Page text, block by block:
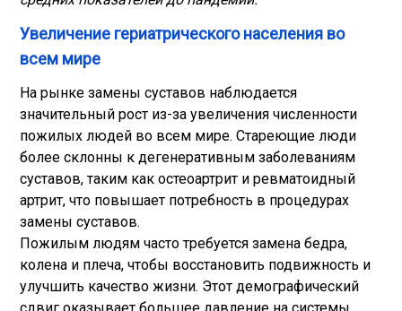
Увеличение гериатрического населения во
всем мире
На рынке замены суставов наблюдается
значительный рост из-за увеличения численности
пожилых людей во всем мире. Стареющие люди
более склонны к дегенеративным заболеваниям
суставов, таким как остеоартрит и ревматоидный
артрит, что повышает потребность в процедурах
замены суставов.
Пожилым людям часто требуется замена бедра,
колена и плеча, чтобы восстановить подвижность и
улучшить качество жизни. Этот демографический